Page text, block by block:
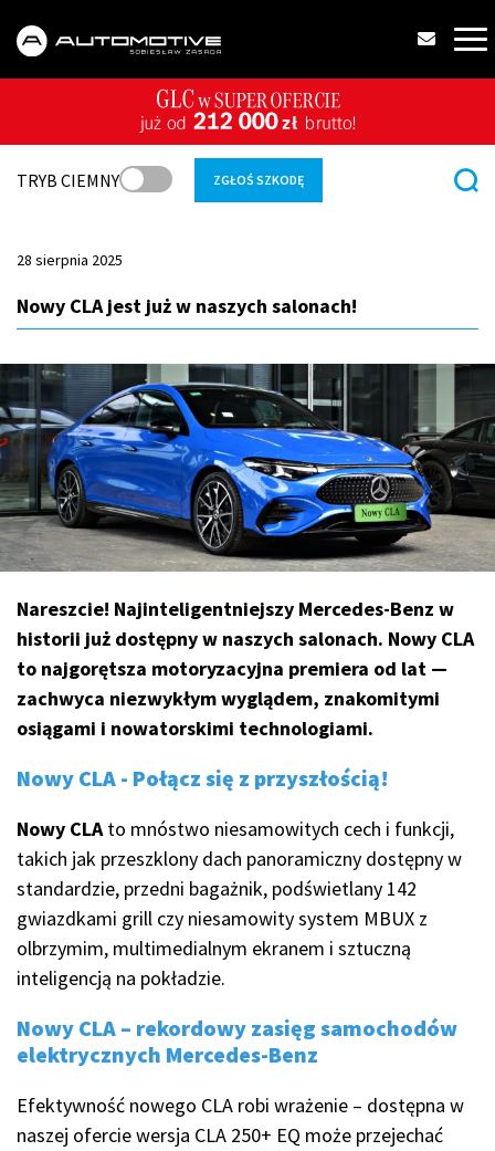
TRYB CIEMNY ZGŁOŚ SZKODĘ
28 sierpnia 2025
Nowy CLA jest już w naszych salonach!
Nareszcie! Najinteligentniejszy Mercedes-Benz w
historii już dostępny w naszych salonach. Nowy CLA
to najgorętsza motoryzacyjna premiera od lat —
zachwyca niezwykłym wyglądem, znakomitymi
osiągami i nowatorskimi technologiami.
Nowy CLA - Połącz się z przyszłością!
Nowy CLAto mnóstwo niesamowitych cech i funkcji,
takich jak przeszklony dach panoramiczny dostępny w
standardzie, przedni bagażnik, podświetlany 142
gwiazdkami grill czy niesamowity system MBUX z
olbrzymim, multimedialnym ekranem i sztuczną
inteligencją na pokładzie.
Nowy CLA – rekordowy zasięg samochodów
elektrycznych Mercedes-Benz
Efektywność nowego CLA robi wrażenie – dostępna w
naszej ofercie wersja CLA 250+ EQ może przejechać